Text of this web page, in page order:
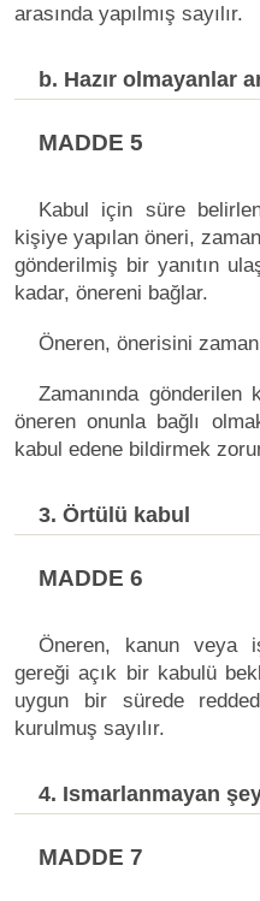
arasında yapılmış sayılır.
b. Hazır olmayanlar
MADDE 5
Kabul için süre
kişiye yapılan öneri,
gönderilmiş bir yanıtın
kadar, önereni bağlar.
Öneren, önerisini
Zamanında
öneren onunla bağlı
kabul edene bildirmek
3. Örtülü kabul
MADDE 6
Öneren, kanun veya
gereği açık bir kabulü
uygun bir sürede
kurulmuş sayılır.
4. Ismarlanmayan
MADDE 7